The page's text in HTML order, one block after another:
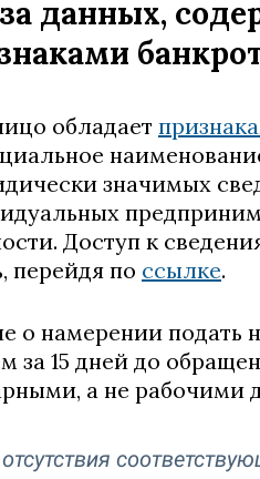
данных,
обладает
значимых
Доступ к
перейдя по ссылке.
о намерении подать
за 15 дней до
а не рабочими